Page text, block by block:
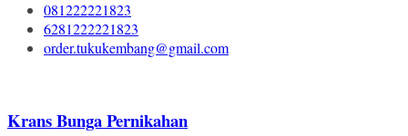
081222221823
6281222221823
order.tukukembang@gmail.com
Krans Bunga Pernikahan